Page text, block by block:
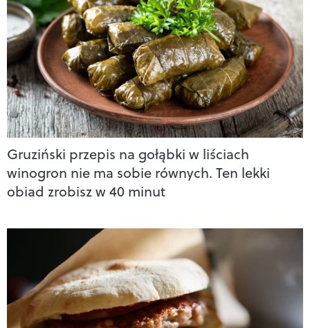
Gruziński przepis na gołąbki w liściach
winogron nie ma sobie równych. Ten lekki
obiad zrobisz w 40 minut